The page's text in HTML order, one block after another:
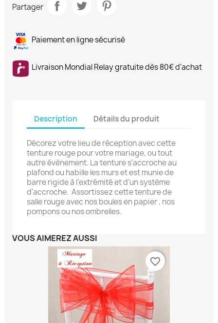
Partager
Paiement en ligne sécurisé
Livraison Mondial Relay gratuite dès 80€ d'achat
Description Détails du produit
Décorez votre lieu de réception avec cette
tenture rouge pour votre mariage, ou tout
autre évènement. La tenture s'accroche au
plafond ou habille les murs et est munie de
barre rigide à l'extrémité et d'un système
d'accroche. Assortissez cette tenture de
salle rouge avec nos boules en papier , nos
pompons ou nos ombrelles.
VOUS AIMEREZ AUSSI
favorite_border